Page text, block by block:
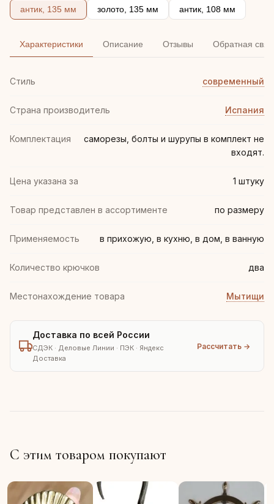
антик, 135 мм золото, 135 мм антик, 108 мм
Характеристики Описание Отзывы Обратная
Стиль современный
Страна производитель Испания
Комплектация
саморезы, болты и шурупы в комплект не
входят.
Цена указана за 1 штуку
Товар представлен в ассортименте по размеру
Применяемость в прихожую, в кухню, в дом, в ванную
Количество крючков два
Местонахождение товара Мытищи
Доставка по всей России
СДЭК · Деловые Линии · ПЭК · Яндекс
Доставка
Рассчитать →
С этим товаром покупают